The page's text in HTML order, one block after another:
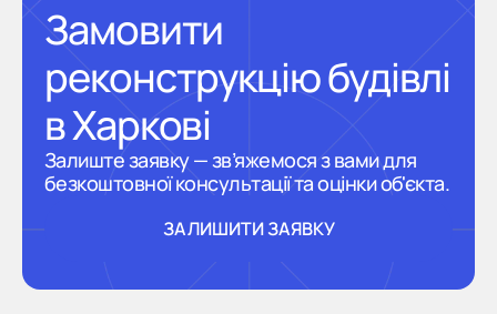
Замовити
реконструкцію будівлі
в Харкові
Залиште заявку — зв’яжемося з вами для
безкоштовної консультації та оцінки об'єкта.
ЗАЛИШИТИ ЗАЯВКУ